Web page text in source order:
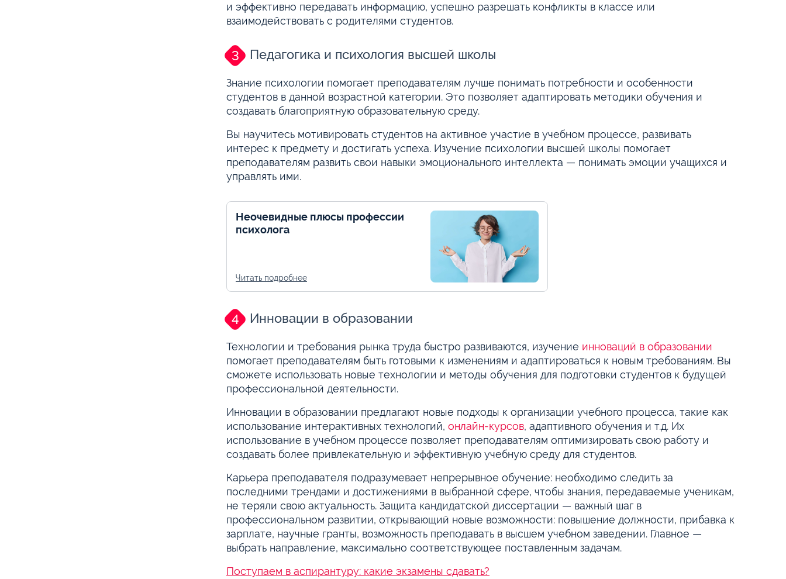
и эффективно передавать информацию, успешно разрешать конфликты в классе или
взаимодействовать с родителями студентов.
Педагогика и психология высшей школы
Знание психологии помогает преподавателям лучше понимать потребности и особенности
студентов в данной возрастной категории. Это позволяет адаптировать методики обучения и
создавать благоприятную образовательную среду.
Вы научитесь мотивировать студентов на активное участие в учебном процессе, развивать
интерес к предмету и достигать успеха. Изучение психологии высшей школы помогает
преподавателям развить свои навыки эмоционального интеллекта — понимать эмоции учащихся и
управлять ими.
Неочевидные плюсы профессии
психолога
Читать подробнее
Инновации в образовании
Технологии и требования рынка труда быстро развиваются, изучение инноваций в образовании
помогает преподавателям быть готовыми к изменениям и адаптироваться к новым требованиям. Вы
сможете использовать новые технологии и методы обучения для подготовки студентов к будущей
профессиональной деятельности.
Инновации в образовании предлагают новые подходы к организации учебного процесса, такие как
использование интерактивных технологий, онлайн-курсов, адаптивного обучения и т.д. Их
использование в учебном процессе позволяет преподавателям оптимизировать свою работу и
создавать более привлекательную и эффективную учебную среду для студентов.
Карьера преподавателя подразумевает непрерывное обучение: необходимо следить за
последними трендами и достижениями в выбранной сфере, чтобы знания, передаваемые ученикам,
не теряли свою актуальность. Защита кандидатской диссертации — важный шаг в
профессиональном развитии, открывающий новые возможности: повышение должности, прибавка к
зарплате, научные гранты, возможность преподавать в высшем учебном заведении. Главное —
выбрать направление, максимально соответствующее поставленным задачам.
Поступаем в аспирантуру: какие экзамены сдавать?